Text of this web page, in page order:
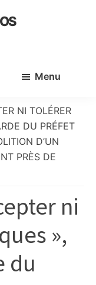
Menu
NI TOLÉRER
DU PRÉFET
D’UN
PRÈS DE
ni
»,
du